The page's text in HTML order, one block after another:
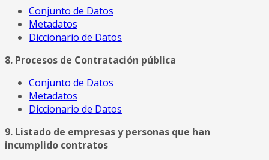
Conjunto de Datos
Metadatos
Diccionario de Datos
8. Procesos de Contratación pública
Conjunto de Datos
Metadatos
Diccionario de Datos
9. Listado de empresas y personas que han
incumplido contratos